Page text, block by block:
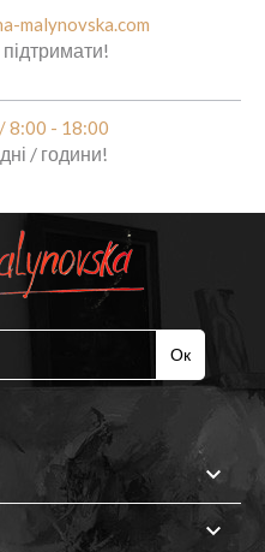
malynovska.com
8:00 - 18:00
/ години!

